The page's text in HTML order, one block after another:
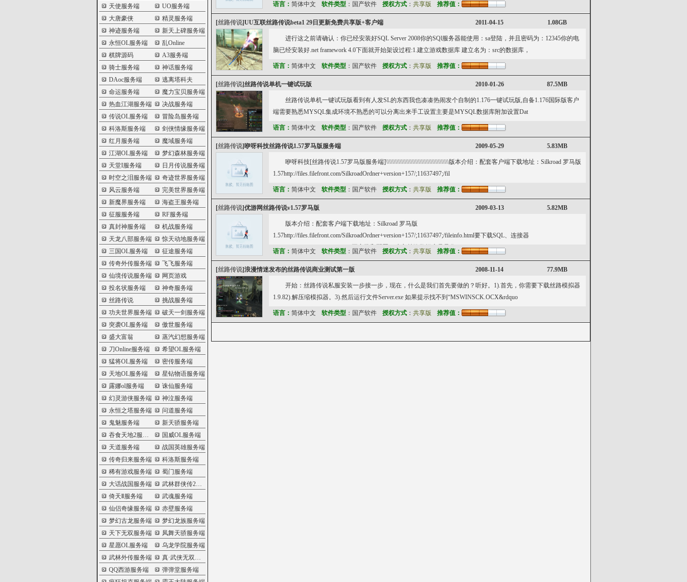
天使服务端
UO服务端
大唐豪侠
精灵服务端
神迹服务端
新天上碑服务端
永恒OL服务端
乱Online
棋牌源码
A3服务端
骑士服务端
神话服务端
DAoc服务端
逃离塔科夫
命运服务端
魔力宝贝服务端
热血江湖服务端
决战服务端
传说OL服务端
冒险岛服务端
科洛斯服务端
剑侠情缘服务端
红月服务端
魔域服务端
江湖OL服务端
梦幻森林服务端
天堂I服务端
日月传说服务端
时空之泪服务端
奇迹世界服务端
风云服务端
完美世界服务端
新魔界服务端
海盗王服务端
征服服务端
RF服务端
真封神服务端
机战服务端
天龙八部服务端
惊天动地服务端
三国OL服务端
征途服务端
传奇外传服务端
飞飞服务端
仙境传说服务端
网页游戏
投名状服务端
神奇服务端
丝路传说
挑战服务端
功夫世界服务端
破天一剑服务端
突袭OL服务端
傲世服务端
盛大富翁
蒸汽幻想服务端
刀Online服务端
希望OL服务端
猛将OL服务端
密传服务端
天地OL服务端
星钻物语服务端
露娜ol服务端
诛仙服务端
幻灵游侠服务端
神泣服务端
永恒之塔服务端
问道服务端
鬼魅服务端
新天骄服务端
吞食天地2服务端
国威OL服务端
天道服务端
战国英雄服务端
传奇归来服务端
科洛斯服务端
稀有游戏服务端
蜀门服务端
大话战国服务端
武林群侠传2服务端
倚天Ⅱ服务端
武魂服务端
仙侣奇缘服务端
赤壁服务端
梦幻古龙服务端
梦幻龙族服务端
天下无双服务端
凤舞天骄服务端
星愿OL服务端
乌龙学院服务端
武林外传服务端
真·武侠无双服务端
QQ西游服务端
弹弹堂服务端
语言： 简体中文 软件类型：国产软件 授权方式： 共享版 推荐值：
[丝路传说]UU互联丝路传说beta1 29日更新免费共享版+客户端 2011-04-15 1.08GB
进行这之前请确认：你已经安装好SQL Server 2008你的SQl服务器能使用：sa登陆，并且密码为：12345你的电
脑已经安装好.net framework 4.0下面就开始架设过程:1.建立游戏数据库 建立名为：src的数据库，
语言： 简体中文 软件类型：国产软件 授权方式： 共享版 推荐值：
[丝路传说]丝路传说单机一键试玩版 2010-01-26 87.5MB
丝路传说单机一键试玩版看到有人发SL的东西我也凑凑热闹发个自制的1.176一键试玩版,自备1.176国际版客户
端需要熟悉MYSQL集成环境不熟悉的可以分离出来手工设置主要是MYSQL数据库附加设置Dat
语言： 简体中文 软件类型：国产软件 授权方式： 共享版 推荐值：
[丝路传说]咿呀科技丝路传说1.57罗马版服务端 2009-05-29 5.83MB
咿呀科技[丝路传说1.57罗马版服务端]\\\\\\\\\\\\\\\\\\\\\\\\\\\\\\\\\\\\\\\\\版本介绍：配套客户端下载地址：Silkroad 罗马版
1.57http://files.filefront.com/SilkroadOrdner+version+157/;11637497;/fil
语言： 简体中文 软件类型：国产软件 授权方式： 共享版 推荐值：
[丝路传说]优游网丝路传说v1.57罗马版 2009-03-13 5.82MB
版本介绍：配套客户端下载地址：Silkroad 罗马版
1.57http://files.filefront.com/SilkroadOrdner+version+157/;11637497;/fileinfo.html要下载SQL、连接器
（mysqlconnectornet5.2.3.zip）再安装和配置，建立丝路数据库见录像
语言： 简体中文 软件类型：国产软件 授权方式： 共享版 推荐值：
[丝路传说]浪漫情迷发布的丝路传说商业测试第一版 2008-11-14 77.9MB
开始：丝路传说私服安装一步接一步，现在，什么是我们首先要做的？听好。1).首先，你需要下载丝路模拟器
1.9.82).解压缩模拟器。3).然后运行文件Server.exe 如果提示找不到“MSWINSCK.OCX&rdquo
语言： 简体中文 软件类型：国产软件 授权方式： 共享版 推荐值：